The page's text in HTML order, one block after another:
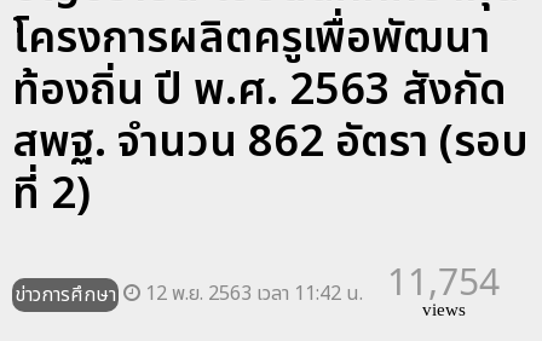
โครงการผลิตครูเพื่อพัฒนา
ท้องถิ่น ปี พ.ศ. 2563 สังกัด
สพฐ. จำนวน 862 อัตรา (รอบ
ที่ 2)
ข่าวการศึกษา 12 พ.ย. 2563 เวลา 11:42 น. 11,754
views